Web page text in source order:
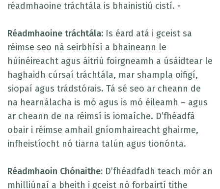
réadmhaoine tráchtála is bhainistiú cistí. -
Réadmhaoine tráchtála: Is éard atá i gceist sa
réimse seo ná seirbhísí a bhaineann le
húinéireacht agus áitriú foirgneamh a úsáidtear le
haghaidh cúrsaí tráchtála, mar shampla oifigí,
siopaí agus trádstórais. Tá sé seo ar cheann de
na hearnálacha is mó agus is mó éileamh – agus
ar cheann de na réimsí is iomaíche. D’fhéadfá
obair i réimse amhail gníomhaireacht ghairme,
infheistíocht nó tiarna talún agus tionónta.
Réadmhaoin Chónaithe: D’fhéadfadh teach mór an
mhilliúnaí a bheith i gceist nó forbairtí tithe